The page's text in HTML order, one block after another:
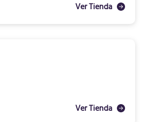
Ver Tienda
Ver Tienda